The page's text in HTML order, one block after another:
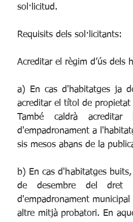
sol·licitud.
Requisits dels sol·licitants:
Acreditar el règim d’ús dels
a) En cas d'habitatges ja
acreditar el títol de
També caldrà
d'empadronament a
sis mesos abans de la
b) En cas d'habitatges
de desembre del dret
d'empadronament
altre mitjà probatori. En